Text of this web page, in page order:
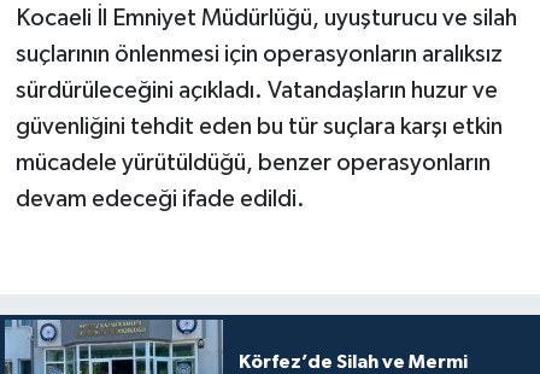
Kocaeli İl Emniyet Müdürlüğü, uyuşturucu ve silah
suçlarının önlenmesi için operasyonların aralıksız
sürdürüleceğini açıkladı. Vatandaşların huzur ve
güvenliğini tehdit eden bu tür suçlara karşı etkin
mücadele yürütüldüğü, benzer operasyonların
devam edeceği ifade edildi.
Körfez’de Silah ve Mermi